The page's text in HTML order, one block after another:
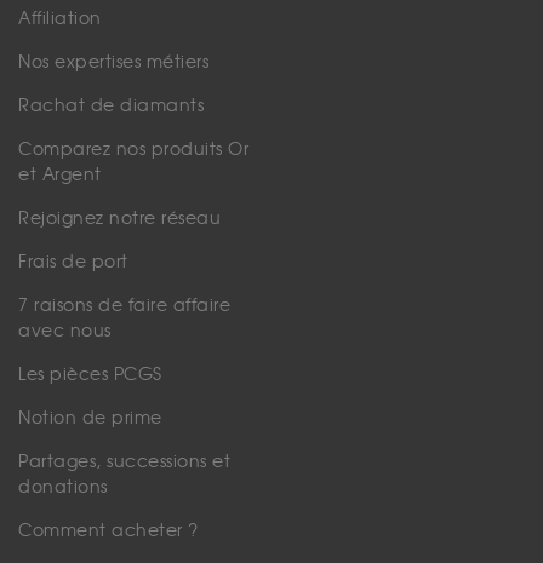
Affiliation
Nos expertises métiers
Rachat de diamants
Comparez nos produits Or
et Argent
Rejoignez notre réseau
Frais de port
7 raisons de faire affaire
avec nous
Les pièces PCGS
Notion de prime
Partages, successions et
donations
Comment acheter ?